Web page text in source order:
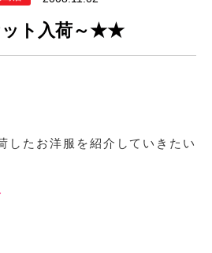
ット入荷～★★
したお洋服を紹介していきたい